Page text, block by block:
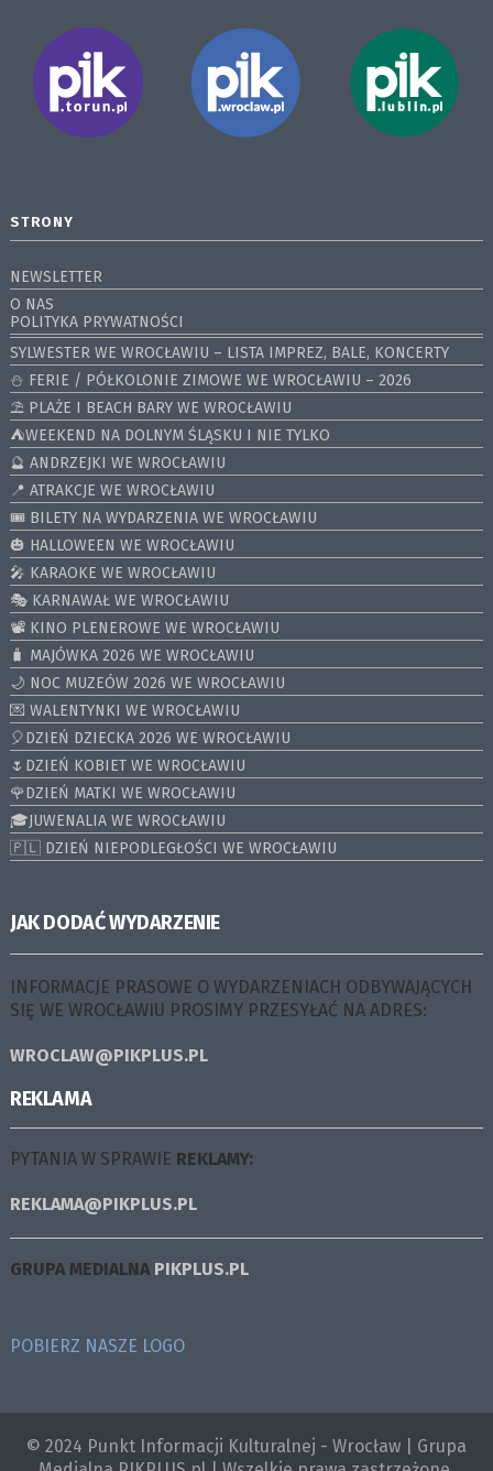
STRONY
NEWSLETTER
O NAS
POLITYKA PRYWATNOŚCI
SYLWESTER WE WROCŁAWIU – LISTA IMPREZ, BALE, KONCERTY
⛄️ FERIE / PÓŁKOLONIE ZIMOWE WE WROCŁAWIU – 2026
⛱️ PLAŻE I BEACH BARY WE WROCŁAWIU
⛺️WEEKEND NA DOLNYM ŚLĄSKU I NIE TYLKO
🔮 ANDRZEJKI WE WROCŁAWIU
📍 ATRAKCJE WE WROCŁAWIU
🎟️ BILETY NA WYDARZENIA WE WROCŁAWIU
🎃 HALLOWEEN WE WROCŁAWIU
🎤 KARAOKE WE WROCŁAWIU
🎭 KARNAWAŁ WE WROCŁAWIU
📽️ KINO PLENEROWE WE WROCŁAWIU
🧳 MAJÓWKA 2026 WE WROCŁAWIU
🌙 NOC MUZEÓW 2026 WE WROCŁAWIU
💌 WALENTYNKI WE WROCŁAWIU
🎈DZIEŃ DZIECKA 2026 WE WROCŁAWIU
🌷DZIEŃ KOBIET WE WROCŁAWIU
🌹DZIEŃ MATKI WE WROCŁAWIU
🎓JUWENALIA WE WROCŁAWIU
🇵🇱 DZIEŃ NIEPODLEGŁOŚCI WE WROCŁAWIU
JAK DODAĆ WYDARZENIE
INFORMACJE PRASOWE O WYDARZENIACH ODBYWAJĄCYCH
SIĘ WE WROCŁAWIU PROSIMY PRZESYŁAĆ NA ADRES:
WROCLAW@PIKPLUS.PL
REKLAMA
PYTANIA W SPRAWIE REKLAMY:
REKLAMA@PIKPLUS.PL
GRUPA MEDIALNA PIKPLUS.PL
POBIERZ NASZE LOGO
© 2024 Punkt Informacji Kulturalnej - Wrocław | Grupa